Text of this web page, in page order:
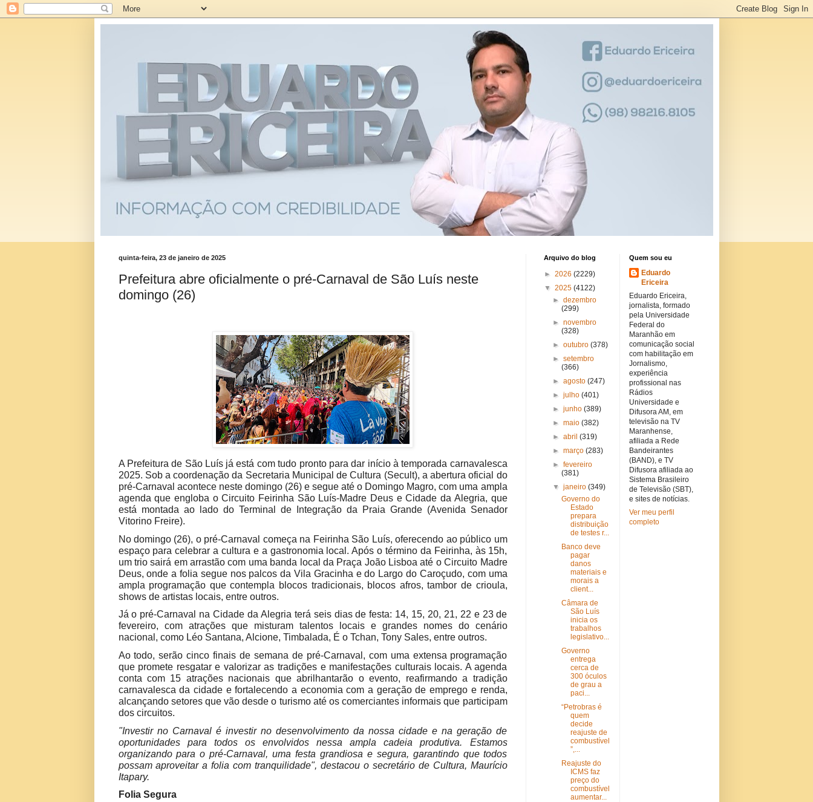
quinta-feira, 23 de janeiro de 2025
Prefeitura abre oficialmente o pré-Carnaval de São Luís neste
domingo (26)
A Prefeitura de São Luís já está com tudo pronto para dar início à temporada carnavalesca
2025. Sob a coordenação da Secretaria Municipal de Cultura (Secult), a abertura oficial do
pré-Carnaval acontece neste domingo (26) e segue até o Domingo Magro, com uma ampla
agenda que engloba o Circuito Feirinha São Luís-Madre Deus e Cidade da Alegria, que
está montada ao lado do Terminal de Integração da Praia Grande (Avenida Senador
Vitorino Freire).
No domingo (26), o pré-Carnaval começa na Feirinha São Luís, oferecendo ao público um
espaço para celebrar a cultura e a gastronomia local. Após o término da Feirinha, às 15h,
um trio sairá em arrastão com uma banda local da Praça João Lisboa até o Circuito Madre
Deus, onde a folia segue nos palcos da Vila Gracinha e do Largo do Caroçudo, com uma
ampla programação que contempla blocos tradicionais, blocos afros, tambor de crioula,
shows de artistas locais, entre outros.
Já o pré-Carnaval na Cidade da Alegria terá seis dias de festa: 14, 15, 20, 21, 22 e 23 de
fevereiro, com atrações que misturam talentos locais e grandes nomes do cenário
nacional, como Léo Santana, Alcione, Timbalada, É o Tchan, Tony Sales, entre outros.
Ao todo, serão cinco finais de semana de pré-Carnaval, com uma extensa programação
que promete resgatar e valorizar as tradições e manifestações culturais locais. A agenda
conta com 15 atrações nacionais que abrilhantarão o evento, reafirmando a tradição
carnavalesca da cidade e fortalecendo a economia com a geração de emprego e renda,
alcançando setores que vão desde o turismo até os comerciantes informais que participam
dos circuitos.
"Investir no Carnaval é investir no desenvolvimento da nossa cidade e na geração de
oportunidades para todos os envolvidos nessa ampla cadeia produtiva. Estamos
organizando para o pré-Carnaval, uma festa grandiosa e segura, garantindo que todos
possam aproveitar a folia com tranquilidade", destacou o secretário de Cultura, Maurício
Itapary.
Folia Segura
Arquivo do blog
► 2026 (2229)
▼ 2025 (4122)
► dezembro
(299)
► novembro
(328)
► outubro (378)
► setembro
(366)
► agosto (247)
► julho (401)
► junho (389)
► maio (382)
► abril (319)
► março (283)
► fevereiro
(381)
▼ janeiro (349)
Governo do
Estado
prepara
distribuição
de testes r...
Banco deve
pagar
danos
materiais e
morais a
client...
Câmara de
São Luís
inicia os
trabalhos
legislativo...
Governo
entrega
cerca de
300 óculos
de grau a
paci...
“Petrobras é
quem
decide
reajuste de
combustível
”,...
Reajuste do
ICMS faz
preço do
combustível
aumentar...
Quem sou eu
Eduardo
Ericeira
Eduardo Ericeira,
jornalista, formado
pela Universidade
Federal do
Maranhão em
comunicação social
com habilitação em
Jornalismo,
experiência
profissional nas
Rádios
Universidade e
Difusora AM, em
televisão na TV
Maranhense,
afiliada a Rede
Bandeirantes
(BAND), e TV
Difusora afiliada ao
Sistema Brasileiro
de Televisão (SBT),
e sites de notícias.
Ver meu perfil
completo